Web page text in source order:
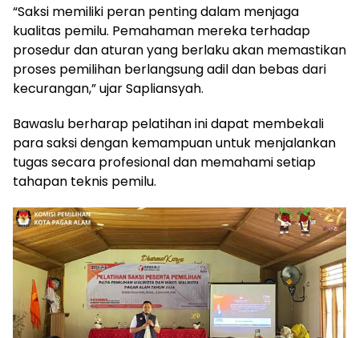
“Saksi memiliki peran penting dalam menjaga
kualitas pemilu. Pemahaman mereka terhadap
prosedur dan aturan yang berlaku akan memastikan
proses pemilihan berlangsung adil dan bebas dari
kecurangan,” ujar Sapliansyah.
Bawaslu berharap pelatihan ini dapat membekali
para saksi dengan kemampuan untuk menjalankan
tugas secara profesional dan memahami setiap
tahapan teknis pemilu.